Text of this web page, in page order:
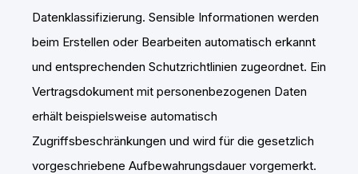
Datenklassifizierung. Sensible Informationen werden
beim Erstellen oder Bearbeiten automatisch erkannt
und entsprechenden Schutzrichtlinien zugeordnet. Ein
Vertragsdokument mit personenbezogenen Daten
erhält beispielsweise automatisch
Zugriffsbeschränkungen und wird für die gesetzlich
vorgeschriebene Aufbewahrungsdauer vorgemerkt.